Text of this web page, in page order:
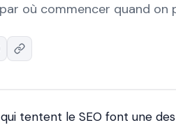
où commencer quand on
tentent le SEO font une